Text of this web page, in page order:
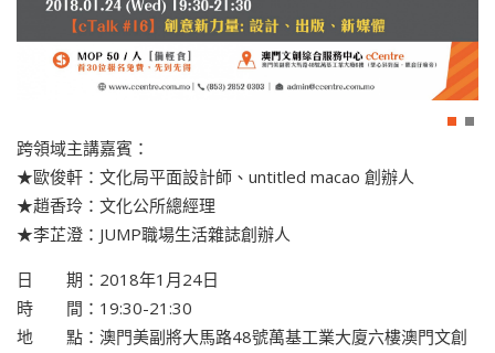
跨領域主講嘉賓：
★歐俊軒：文化局平面設計師、untitled macao 創辦人
★趙香玲：文化公所總經理
★李芷澄：JUMP職場生活雜誌創辦人
日 期：2018年1月24日
時 間：19:30-21:30
地 點：澳門美副將大馬路48號萬基工業大廈六樓澳門文創